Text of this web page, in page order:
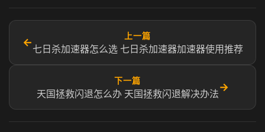
←
上一篇
七日杀加速器怎么选 七日杀加速器加速器使用推荐
下一篇
天国拯救闪退怎么办 天国拯救闪退解决办法
→